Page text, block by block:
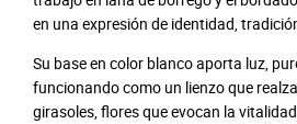
en una expresión de identidad,
Su base en color blanco aporta luz,
funcionando como un lienzo que
girasoles, flores que evocan la